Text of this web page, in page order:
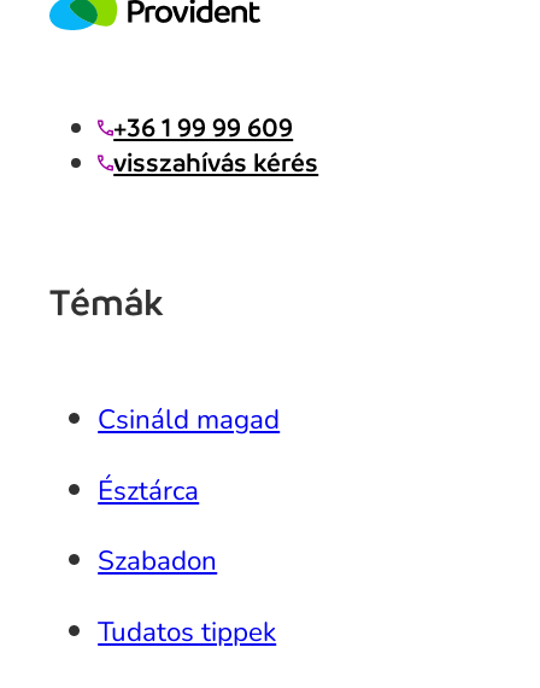
+36 1 99 99 609
visszahívás kérés
Témák
Csináld magad
Észtárca
Szabadon
Tudatos tippek